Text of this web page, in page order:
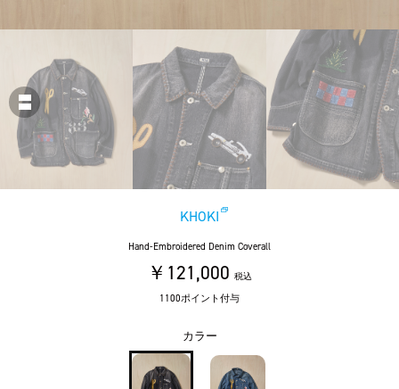
KHOKI
Hand-Embroidered Denim Coverall
￥121,000 税込
1100ポイント付与
カラー